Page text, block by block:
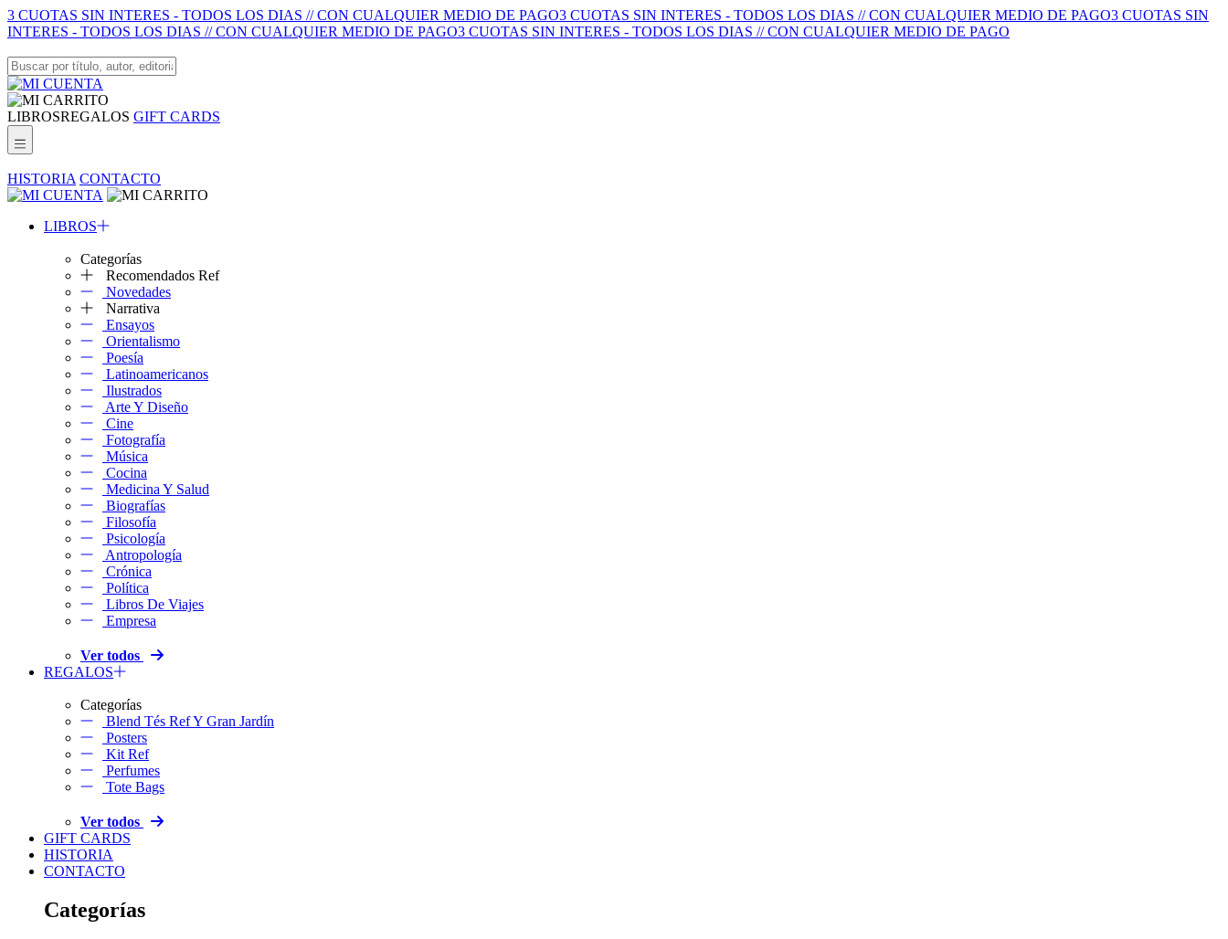
3 CUOTAS SIN INTERES - TODOS LOS DIAS // CON CUALQUIER MEDIO DE PAGO3 CUOTAS SIN INTERES - TODOS LOS DIAS // CON CUALQUIER MEDIO DE PAGO3 CUOTAS SIN
INTERES - TODOS LOS DIAS // CON CUALQUIER MEDIO DE PAGO3 CUOTAS SIN INTERES - TODOS LOS DIAS // CON CUALQUIER MEDIO DE PAGO
LIBROSREGALOS GIFT CARDS
HISTORIA CONTACTO
LIBROS
Categorías
Recomendados Ref
Novedades
Narrativa
Ensayos
Orientalismo
Poesía
Latinoamericanos
Ilustrados
Arte Y Diseño
Cine
Fotografía
Música
Cocina
Medicina Y Salud
Biografías
Filosofía
Psicología
Antropología
Crónica
Política
Libros De Viajes
Empresa
Ver todos
REGALOS
Categorías
Blend Tés Ref Y Gran Jardín
Posters
Kit Ref
Perfumes
Tote Bags
Ver todos
GIFT CARDS
HISTORIA
CONTACTO
Categorías